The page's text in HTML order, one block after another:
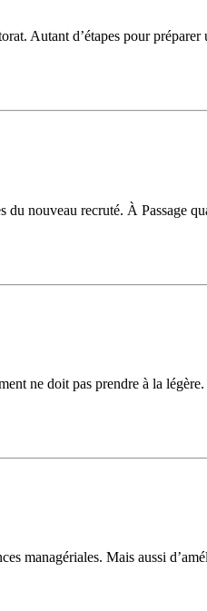
Autant d’étapes pour
nouveau recruté. À Passage
ne doit pas prendre à la
managériales. Mais aussi